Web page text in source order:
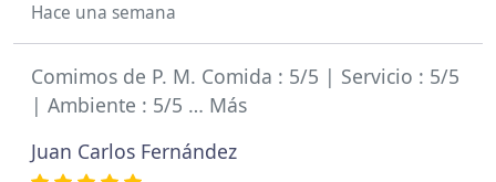
Hace una semana
Comimos de P. M. Comida : 5/5 | Servicio : 5/5
| Ambiente : 5/5 … Más
Juan Carlos Fernández